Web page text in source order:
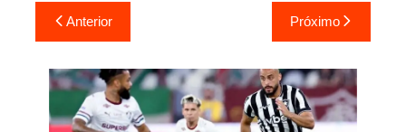
Navegação
de
Post
Anterior Próximo